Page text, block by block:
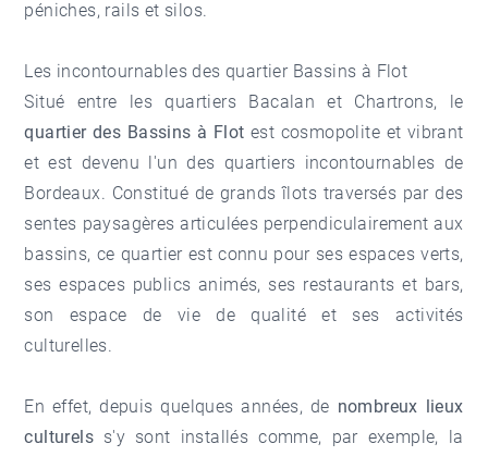
péniches, rails et silos.
Les incontournables des quartier Bassins à Flot
Situé entre les quartiers Bacalan et Chartrons, le
quartier des Bassins à Flot est cosmopolite et vibrant
et est devenu l'un des quartiers incontournables de
Bordeaux. Constitué de grands îlots traversés par des
sentes paysagères articulées perpendiculairement aux
bassins, ce quartier est connu pour ses espaces verts,
ses espaces publics animés, ses restaurants et bars,
son espace de vie de qualité et ses activités
culturelles.
En effet, depuis quelques années, de nombreux lieux
culturels s'y sont installés comme, par exemple, la